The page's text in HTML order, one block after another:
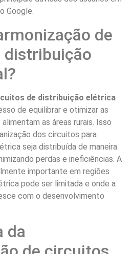
do sistema.
uma
de circuitos?
sucesso do projeto. Aqui estão
se a empresa tem
semelhantes.
indicações e consulte
clientes.
se a empresa possui as
para atuar na área
após a finalização